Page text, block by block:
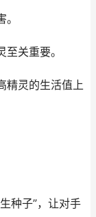
关重要。
精灵的生活值上
种子”，让对手